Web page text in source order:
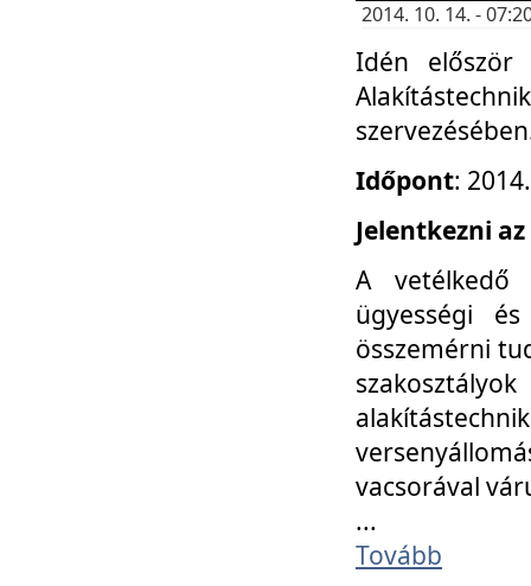
2014. 10. 14. -
Idén
Időpont:
Jelentkezni az
A vetélkedő
ügyességi
összemérni
vacsorával
...
Tovább